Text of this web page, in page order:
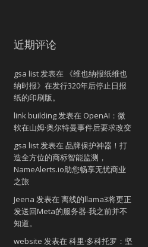
近期评论
gsa list发表在
《维也纳报纸维也
纳时报》在发行320年后停止日报
纸的印刷版。
link building发表在 OpenAI：微
软在山姆·奥尔特曼事件后要求改变
gsa list发表在 品牌保护神器！打
造全方位的商标智能监测，
NameAlerts.io助您畅享无忧商业
之旅
Jeena 发表在 离线的llama3将更正
发送回Meta的服务器-我之前并不
知道。
website 发表在 科里·多科托罗：坚